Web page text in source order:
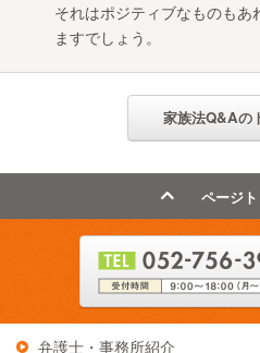
それはポジティブなものもあ
ますでしょう。
家族法Q&Aの
ページ
弁護士・事務所紹介